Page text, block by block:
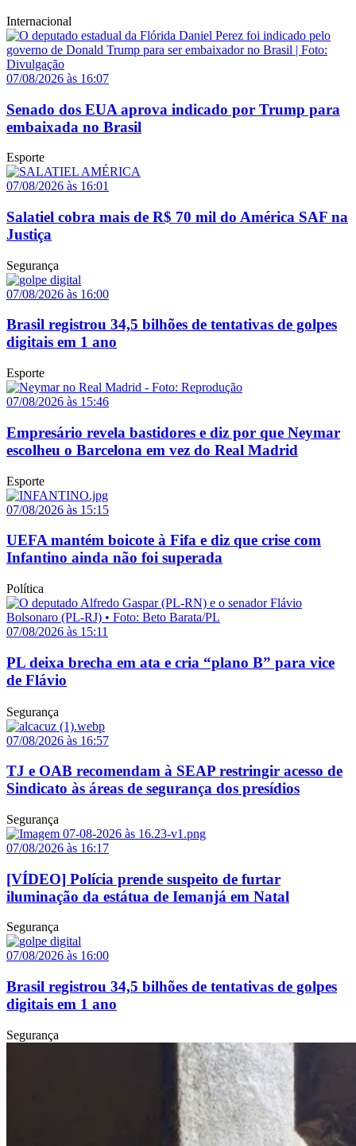
Internacional
07/08/2026 às 16:07
Senado dos EUA aprova indicado por Trump para
embaixada no Brasil
Esporte
07/08/2026 às 16:01
Salatiel cobra mais de R$ 70 mil do América SAF na
Justiça
Segurança
07/08/2026 às 16:00
Brasil registrou 34,5 bilhões de tentativas de golpes
digitais em 1 ano
Esporte
07/08/2026 às 15:46
Empresário revela bastidores e diz por que Neymar
escolheu o Barcelona em vez do Real Madrid
Esporte
07/08/2026 às 15:15
UEFA mantém boicote à Fifa e diz que crise com
Infantino ainda não foi superada
Política
07/08/2026 às 15:11
PL deixa brecha em ata e cria “plano B” para vice
de Flávio
Segurança
07/08/2026 às 16:57
TJ e OAB recomendam à SEAP restringir acesso de
Sindicato às áreas de segurança dos presídios
Segurança
07/08/2026 às 16:17
[VÍDEO] Polícia prende suspeito de furtar
iluminação da estátua de Iemanjá em Natal
Segurança
07/08/2026 às 16:00
Brasil registrou 34,5 bilhões de tentativas de golpes
digitais em 1 ano
Segurança